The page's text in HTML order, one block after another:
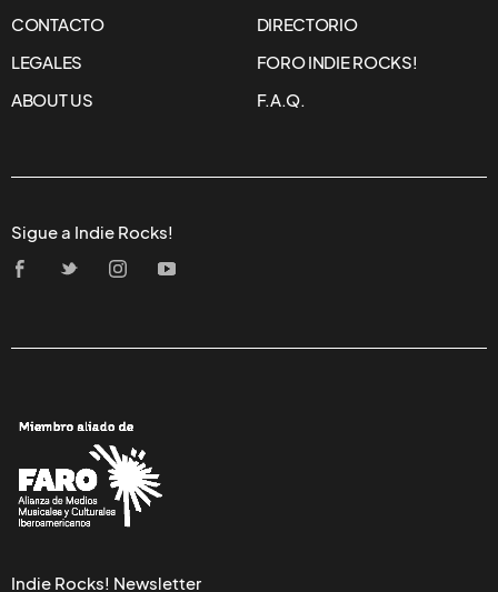
CONTACTO
DIRECTORIO
LEGALES
FORO INDIE ROCKS!
ABOUT US
F.A.Q.
Sigue a Indie Rocks!
Indie Rocks! Newsletter